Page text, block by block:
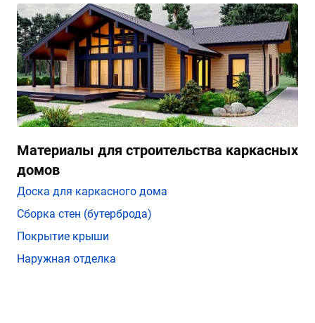
Материалы для строительства каркасных
домов
Доска для каркасного дома
Сборка стен (бутерброда)
Покрытие крыши
Наружная отделка